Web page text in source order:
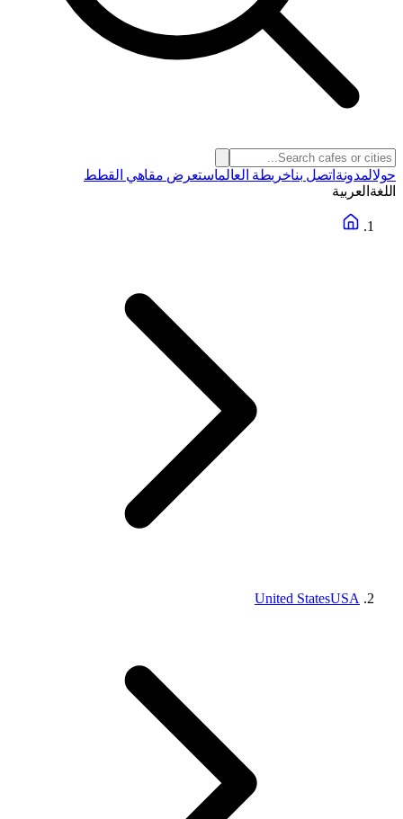
حولالمدونة اتصل بناخريطة العالماستعرض مقاهي القطط
اللغة العربية
United StatesUSA